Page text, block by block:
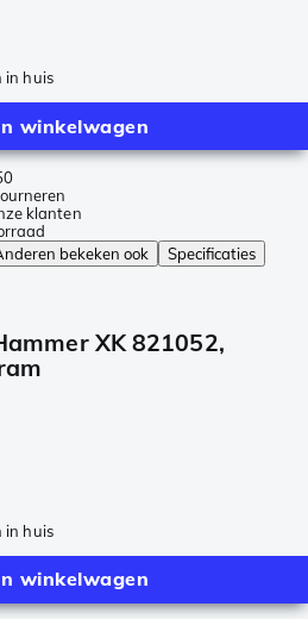
in huis
winkelwagen
klanten
bekeken ook
Specificaties
XK 821052,
in huis
winkelwagen